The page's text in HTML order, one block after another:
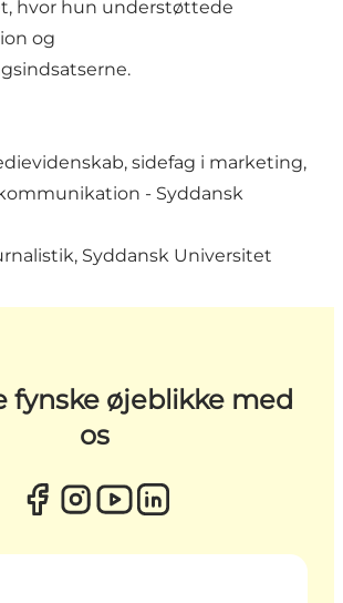
hvor hun understøttede
og
sidefag i marketing,
- Syddansk
Syddansk Universitet
fynske øjeblikke med
os